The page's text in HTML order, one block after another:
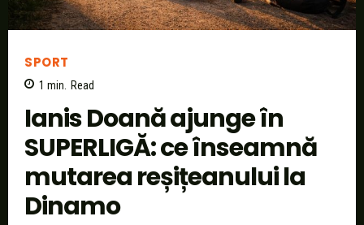
SPORT
1 min. Read
Ianis Doană ajunge în
SUPERLIGĂ: ce înseamnă
mutarea reșițeanului la
Dinamo